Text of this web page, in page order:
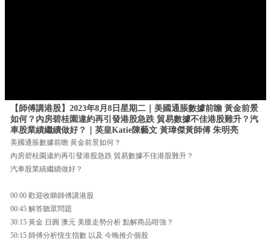
【師傅講港股】2023年8月8日星期二｜美國通脹數據前瞻 黃金前景
如何？內房碧桂園違約再引發港股急跌 貿易數據不佳港股難升？汽
車股業績繼續做好？｜英皇Katie陳藝文 黃瑋傑黃師傅 朱明亮
美國通脹數據前瞻 黃金前景如何？
內房碧桂園違約再引發港股急跌 貿易數據不佳港股難升？
汽車股業績繼續做好？
00:00 歡迎收睇師傅講港股
00:45 解答聽眾問題
30:15 黃金 日圓 澳元 美匯走勢分析 點解商品咁強？
50:15 師傅分析恆生指數 以及 今晚推介個股